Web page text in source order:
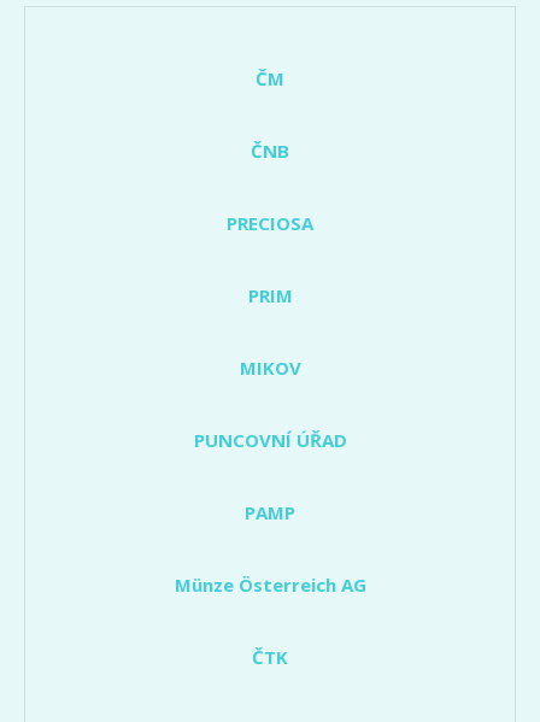
ČM
ČNB
PRECIOSA
PRIM
MIKOV
PUNCOVNÍ ÚŘAD
PAMP
Münze Österreich AG
ČTK